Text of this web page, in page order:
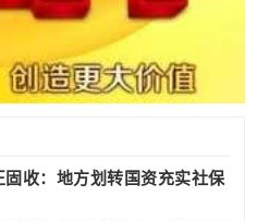
固收：地方划转国资充实社保